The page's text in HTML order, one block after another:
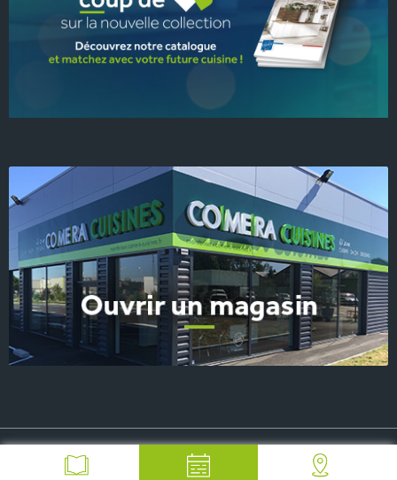
© 2026 COMERA Cuisines, tous droits réservés Plan du site
-FAQ